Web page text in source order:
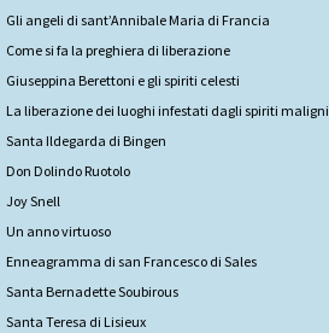
Gli angeli di sant’Annibale Maria di Francia
Come si fa la preghiera di liberazione
Giuseppina Berettoni e gli spiriti celesti
La liberazione dei luoghi infestati dagli spiriti maligni
Santa Ildegarda di Bingen
Don Dolindo Ruotolo
Joy Snell
Un anno virtuoso
Enneagramma di san Francesco di Sales
Santa Bernadette Soubirous
Santa Teresa di Lisieux